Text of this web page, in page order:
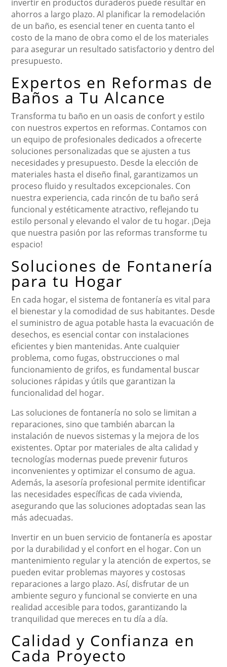
invertir en productos duraderos puede resultar en
ahorros a largo plazo. Al planificar la remodelación
de un baño, es esencial tener en cuenta tanto el
costo de la mano de obra como el de los materiales
para asegurar un resultado satisfactorio y dentro del
presupuesto.
Expertos en Reformas de
Baños a Tu Alcance
Transforma tu baño en un oasis de confort y estilo
con nuestros expertos en reformas. Contamos con
un equipo de profesionales dedicados a ofrecerte
soluciones personalizadas que se ajusten a tus
necesidades y presupuesto. Desde la elección de
materiales hasta el diseño final, garantizamos un
proceso fluido y resultados excepcionales. Con
nuestra experiencia, cada rincón de tu baño será
funcional y estéticamente atractivo, reflejando tu
estilo personal y elevando el valor de tu hogar. ¡Deja
que nuestra pasión por las reformas transforme tu
espacio!
Soluciones de Fontanería
para tu Hogar
En cada hogar, el sistema de fontanería es vital para
el bienestar y la comodidad de sus habitantes. Desde
el suministro de agua potable hasta la evacuación de
desechos, es esencial contar con instalaciones
eficientes y bien mantenidas. Ante cualquier
problema, como fugas, obstrucciones o mal
funcionamiento de grifos, es fundamental buscar
soluciones rápidas y útils que garantizan la
funcionalidad del hogar.
Las soluciones de fontanería no solo se limitan a
reparaciones, sino que también abarcan la
instalación de nuevos sistemas y la mejora de los
existentes. Optar por materiales de alta calidad y
tecnologías modernas puede prevenir futuros
inconvenientes y optimizar el consumo de agua.
Además, la asesoría profesional permite identificar
las necesidades específicas de cada vivienda,
asegurando que las soluciones adoptadas sean las
más adecuadas.
Invertir en un buen servicio de fontanería es apostar
por la durabilidad y el confort en el hogar. Con un
mantenimiento regular y la atención de expertos, se
pueden evitar problemas mayores y costosas
reparaciones a largo plazo. Así, disfrutar de un
ambiente seguro y funcional se convierte en una
realidad accesible para todos, garantizando la
tranquilidad que mereces en tu día a día.
Calidad y Confianza en
Cada Proyecto